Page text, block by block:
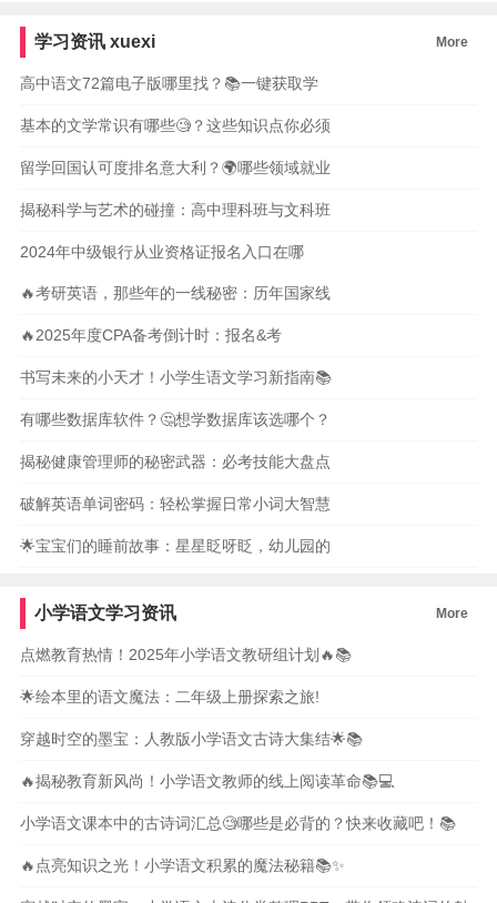
学习资讯 xuexi More
高中语文72篇电子版哪里找？📚一键获取学
基本的文学常识有哪些🧐？这些知识点你必须
留学回国认可度排名意大利？🌍哪些领域就业
揭秘科学与艺术的碰撞：高中理科班与文科班
2024年中级银行从业资格证报名入口在哪
🔥考研英语，那些年的一线秘密：历年国家线
🔥2025年度CPA备考倒计时：报名&考
书写未来的小天才！小学生语文学习新指南📚
有哪些数据库软件？🤔想学数据库该选哪个？
揭秘健康管理师的秘密武器：必考技能大盘点
破解英语单词密码：轻松掌握日常小词大智慧
🌟宝宝们的睡前故事：星星眨呀眨，幼儿园的
小学语文学习资讯 More
点燃教育热情！2025年小学语文教研组计划🔥📚
🌟绘本里的语文魔法：二年级上册探索之旅!
穿越时空的墨宝：人教版小学语文古诗大集结🌟📚
🔥揭秘教育新风尚！小学语文教师的线上阅读革命📚💻
小学语文课本中的古诗词汇总🧐哪些是必背的？快来收藏吧！📚
🔥点亮知识之光！小学语文积累的魔法秘籍📚✨